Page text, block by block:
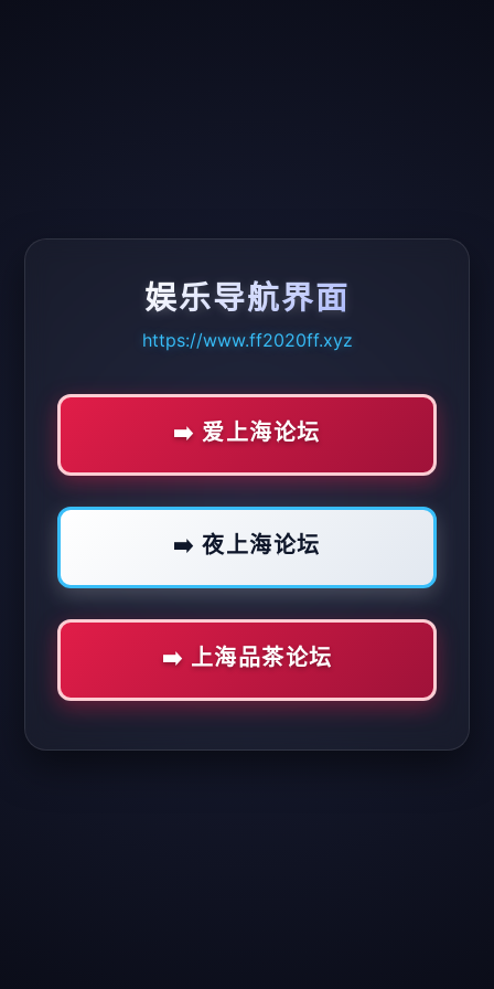
娱乐导航界面
https://www.ff2020ff.xyz
➡️ 爱上海论坛
➡️ 夜上海论坛
➡️ 上海品茶论坛